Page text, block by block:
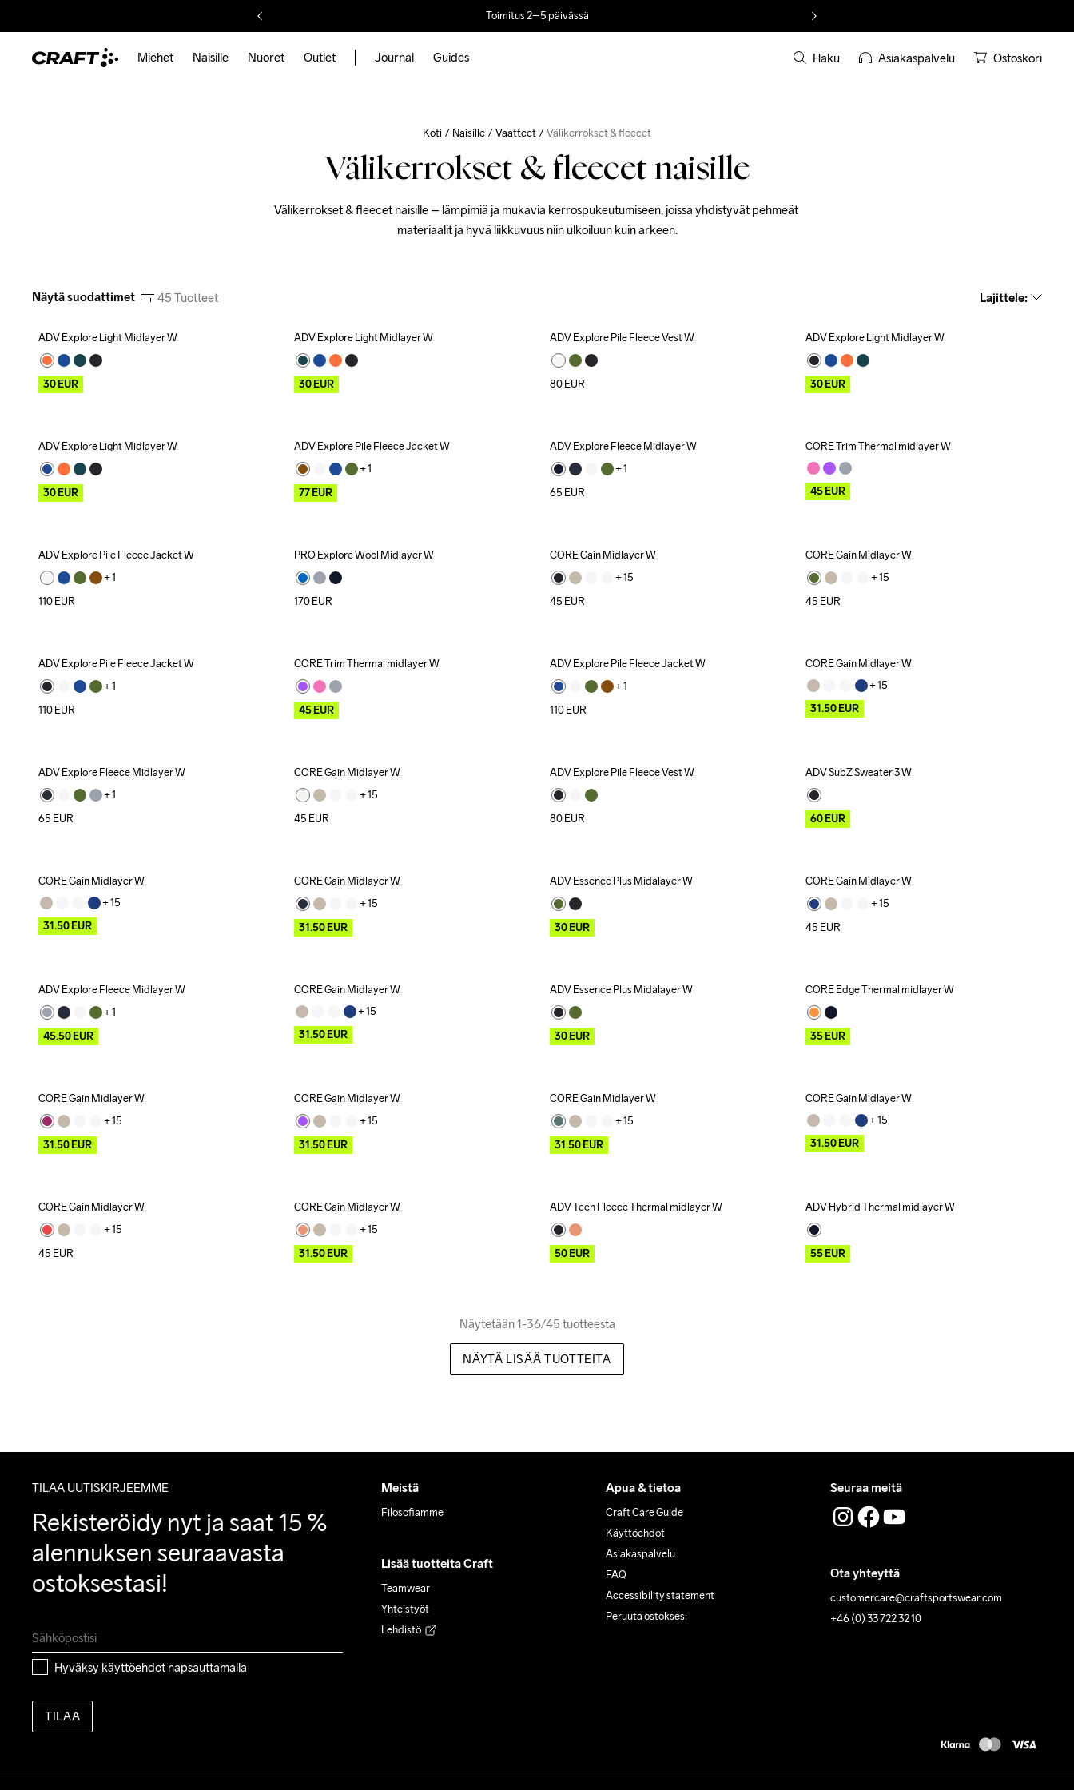
Toimitus 2–5 päivässä
Miehet Naisille Nuoret Outlet Journal Guides Haku Asiakaspalvelu Ostoskori
Koti Naisille Vaatteet Välikerrokset & fleecet
Välikerrokset & fleecet naisille
Välikerrokset & fleecet naisille – lämpimiä ja mukavia kerrospukeutumiseen, joissa yhdistyvät pehmeät
materiaalit ja hyvä liikkuvuus niin ulkoiluun kuin arkeen.
Näytä suodattimet 45 Tuotteet Lajittele:
Outlet Recycled
ADV Explore Light Midlayer W
30EUR
Outlet Recycled
ADV Explore Light Midlayer W
30EUR
ADV Explore Pile Fleece Vest W
80EUR
Outlet Recycled
ADV Explore Light Midlayer W
30EUR
Outlet Recycled
ADV Explore Light Midlayer W
30EUR
Outlet
ADV Explore Pile Fleece Jacket W
+ 1
77EUR
Recycled
ADV Explore Fleece Midlayer W
+ 1
65 EUR
Outlet
CORE Trim Thermal midlayer W
45EUR
ADV Explore Pile Fleece Jacket W
+ 1
110EUR
PRO Explore Wool Midlayer W
170EUR
CORE Gain Midlayer W
+ 15
45 EUR
CORE Gain Midlayer W
+ 15
45 EUR
ADV Explore Pile Fleece Jacket W
+ 1
110EUR
Outlet
CORE Trim Thermal midlayer W
45EUR
ADV Explore Pile Fleece Jacket W
+ 1
110EUR
Outlet
CORE Gain Midlayer W
+ 15
31.50EUR
Recycled
ADV Explore Fleece Midlayer W
+ 1
65 EUR
CORE Gain Midlayer W
+ 15
45 EUR
ADV Explore Pile Fleece Vest W
80EUR
Outlet
ADV SubZ Sweater 3 W
60EUR
Outlet
CORE Gain Midlayer W
+ 15
31.50EUR
Outlet
CORE Gain Midlayer W
+ 15
31.50EUR
Outlet
ADV Essence Plus Midalayer W
30EUR
CORE Gain Midlayer W
+ 15
45 EUR
Outlet Recycled
ADV Explore Fleece Midlayer W
+ 1
45.50EUR
Outlet
CORE Gain Midlayer W
+ 15
31.50EUR
Outlet
ADV Essence Plus Midalayer W
30EUR
Outlet
CORE Edge Thermal midlayer W
35EUR
Outlet
CORE Gain Midlayer W
+ 15
31.50EUR
Outlet
CORE Gain Midlayer W
+ 15
31.50EUR
Outlet
CORE Gain Midlayer W
+ 15
31.50EUR
Outlet
CORE Gain Midlayer W
+ 15
31.50EUR
CORE Gain Midlayer W
+ 15
45 EUR
Outlet
CORE Gain Midlayer W
+ 15
31.50EUR
Outlet
ADV Tech Fleece Thermal midlayer W
50EUR
Outlet
ADV Hybrid Thermal midlayer W
55EUR
Näytetään 1-36/45 tuotteesta
NÄYTÄ LISÄÄ TUOTTEITA
TILAA UUTISKIRJEEMME
Rekisteröidy nyt ja saat 15 %
alennuksen seuraavasta
ostoksestasi!
Hyväksy käyttöehdot napsauttamalla
TILAA
Meistä
Filosofiamme
Lisää tuotteita Craft
Teamwear
Yhteistyöt
Lehdistö
Apua & tietoa
Craft Care Guide
Käyttöehdot
Asiakaspalvelu
FAQ
Accessibility statement
Peruuta ostoksesi
Seuraa meitä
Ota yhteyttä
customercare@craftsportswear.com
+46 (0) 33 722 32 10